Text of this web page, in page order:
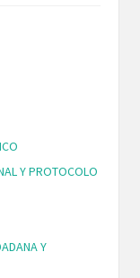
Y PROTOCOLO
Y